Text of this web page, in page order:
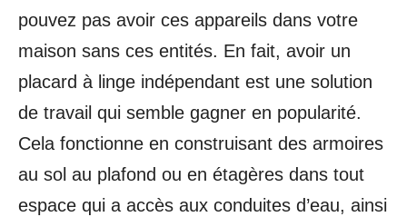
pouvez pas avoir ces appareils dans votre
maison sans ces entités. En fait, avoir un
placard à linge indépendant est une solution
de travail qui semble gagner en popularité.
Cela fonctionne en construisant des armoires
au sol au plafond ou en étagères dans tout
espace qui a accès aux conduites d’eau, ainsi